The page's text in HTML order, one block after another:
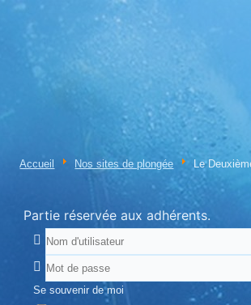
Accueil Nos sites de plongée Le
Partie réservée aux adhérents.
Se souvenir de moi